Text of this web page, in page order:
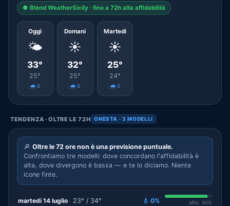
● Blend WeatherSicily · fino a 72h alta affidabilità
Oggi
🌤️
33°
25°
🌧️ 0
Domani
☀️
32°
25°
🌧️ 0
Martedì
☀️
25°
24°
🌧️ 0
TENDENZA · OLTRE LE 72H ONESTA · 3 MODELLI
🔎 Oltre le 72 ore non è una previsione puntuale.
Confrontiamo tre modelli: dove concordano l'affidabilità è
alta, dove divergono è bassa — e te lo diciamo. Niente
icone finte.
martedì 14 luglio 23° / 34° 💧 0% affid. 90%